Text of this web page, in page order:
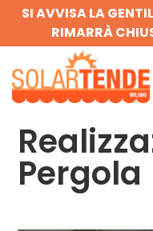
SI AVVISA LA
RIMARRÀ
Pergola